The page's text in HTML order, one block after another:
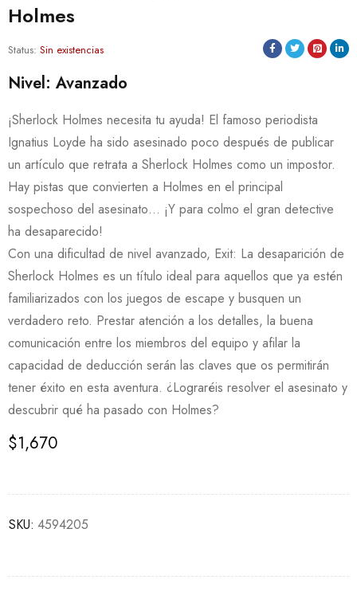
Holmes
Status: Sin existencias
Nivel: Avanzado
¡Sherlock Holmes necesita tu ayuda! El famoso periodista
Ignatius Loyde ha sido asesinado poco después de publicar
un artículo que retrata a Sherlock Holmes como un impostor.
Hay pistas que convierten a Holmes en el principal
sospechoso del asesinato… ¡Y para colmo el gran detective
ha desaparecido!
Con una dificultad de nivel avanzado, Exit: La desaparición de
Sherlock Holmes es un título ideal para aquellos que ya estén
familiarizados con los juegos de escape y busquen un
verdadero reto. Prestar atención a los detalles, la buena
comunicación entre los miembros del equipo y afilar la
capacidad de deducción serán las claves que os permitirán
tener éxito en esta aventura. ¿Lograréis resolver el asesinato y
descubrir qué ha pasado con Holmes?
$1,670
SKU: 4594205